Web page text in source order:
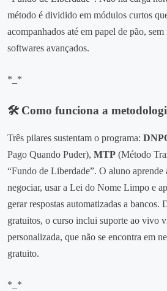
método é dividido em módulos curtos
acompanhados até em papel de pão,
softwares avançados.
*_*
🛠️ Como funciona a
Três pilares sustentam o programa:
Pago Quando Puder), MTP (Método
“Fundo de Liberdade”. O aluno aprende
negociar, usar a Lei do Nome Limpo e
gerar respostas automatizadas a bancos.
gratuitos, o curso inclui suporte ao vivo
personalizada, que não se encontra em
gratuito.
*_*